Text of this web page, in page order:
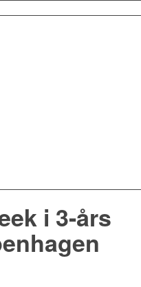
i 3-års